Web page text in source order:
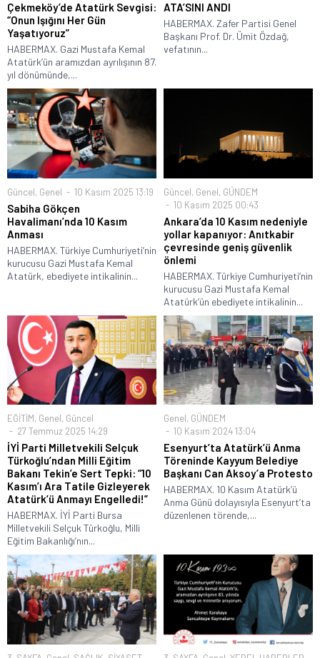
Çekmeköy’de Atatürk Sevgisi:
“Onun Işığını Her Gün
Yaşatıyoruz”
HABERMAX. Gazi Mustafa Kemal
Atatürk’ün aramızdan ayrılışının 87.
yıl dönümünde,...
ATA’SINI ANDI
HABERMAX. Zafer Partisi Genel
Başkanı Prof. Dr. Ümit Özdağ,
vefatının...
Güncel, Genel 10 Kasım 2025 13:19
Sabiha Gökçen
Havalimanı’nda 10 Kasım
Anması
HABERMAX. Türkiye Cumhuriyeti’nin
kurucusu Gazi Mustafa Kemal
Atatürk, ebediyete intikalinin...
Güncel, Genel, GÜNDEM
10 Kasım 2025 00:43
Ankara’da 10 Kasım nedeniyle
yollar kapanıyor: Anıtkabir
çevresinde geniş güvenlik
önlemi
HABERMAX. Türkiye Cumhuriyeti’nin
kurucusu Gazi Mustafa Kemal
Atatürk’ün ebediyete intikalinin...
EĞİTİM, Genel, Güncel
27 Temmuz 2025 14:29
İYİ Parti Milletvekili Selçuk
Türkoğlu’ndan Milli Eğitim
Bakanı Tekin’e Sert Tepki: “10
Kasım’ı Ara Tatile Gizleyerek
Atatürk’ü Anmayı Engelledi!”
HABERMAX. İYİ Parti Bursa
Milletvekili Selçuk Türkoğlu, Milli
Eğitim Bakanlığı’nın...
Genel, GÜNDEM
10 Kasım 2024 13:04
Esenyurt’ta Atatürk’ü Anma
Töreninde Kayyum Belediye
Başkanı Can Aksoy’a Protesto
HABERMAX. 10 Kasım Atatürk’ü
Anma Günü dolayısıyla Esenyurt’ta
düzenlenen törende,...